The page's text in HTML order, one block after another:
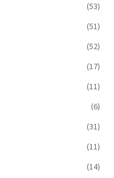
(53)
(51)
(52)
(17)
(11)
(6)
(31)
(11)
(14)